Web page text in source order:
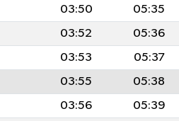
03:50 05:35
03:52 05:36
03:53 05:37
03:55 05:38
03:56 05:39